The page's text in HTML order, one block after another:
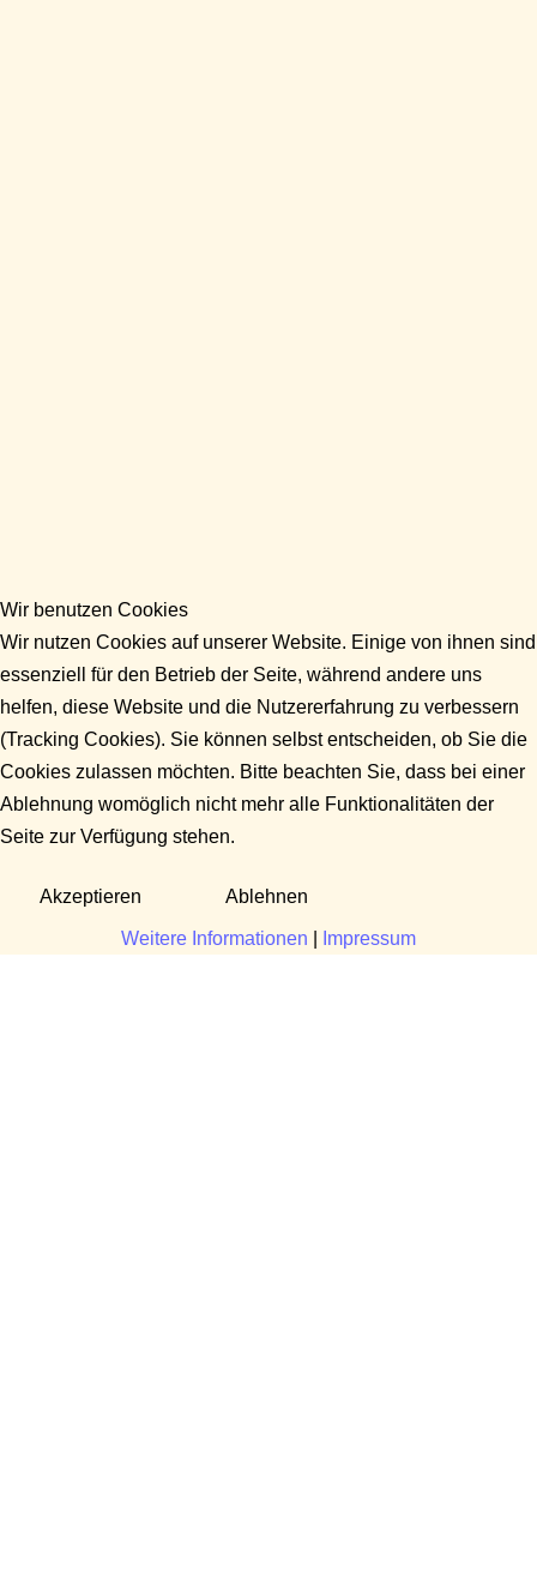
Wir benutzen Cookies
Wir nutzen Cookies auf unserer Website. Einige von ihnen sind
essenziell für den Betrieb der Seite, während andere uns
helfen, diese Website und die Nutzererfahrung zu verbessern
(Tracking Cookies). Sie können selbst entscheiden, ob Sie die
Cookies zulassen möchten. Bitte beachten Sie, dass bei einer
Ablehnung womöglich nicht mehr alle Funktionalitäten der
Seite zur Verfügung stehen.
Akzeptieren Ablehnen
Weitere Informationen Impressum